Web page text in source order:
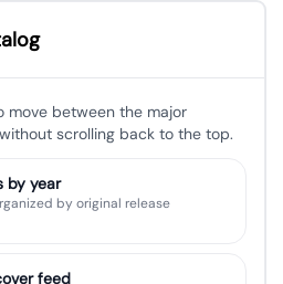
move between the major
scrolling back to the top.
by year
by original release
feed